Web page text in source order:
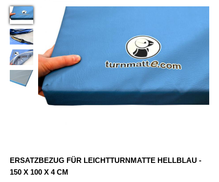
ERSATZBEZUG FÜR LEICHTTURNMATTE HELLBLAU -
150 X 100 X 4 CM